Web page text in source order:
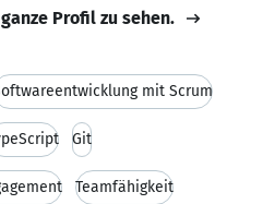
Profil zu sehen.
mit Scrum
Git
Teamfähigkeit